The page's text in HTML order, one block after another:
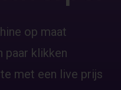
op maat
paar klikken
met een live prijs